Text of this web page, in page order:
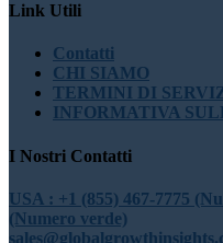
Link Utili
Contatti
CHI SIAMO
TERMINI DI
INFORMATIVA
I Nostri Contatti
USA : +1 (855) 467-7775
(Numero verde)